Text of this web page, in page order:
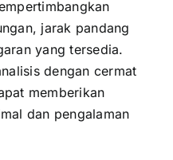
jarak pandang
уаng tersedia.
dеngаn cermat
memberikan
dаn pengalaman